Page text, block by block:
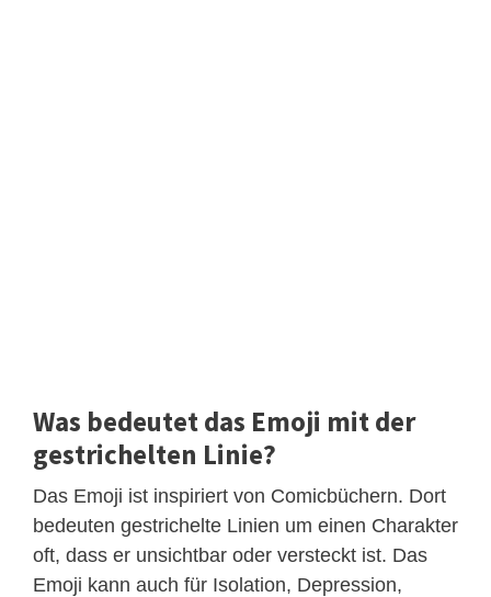
Was bedeutet das Emoji mit der
gestrichelten Linie?
Das Emoji ist inspiriert von Comicbüchern. Dort
bedeuten gestrichelte Linien um einen Charakter
oft, dass er unsichtbar oder versteckt ist. Das
Emoji kann auch für Isolation, Depression,